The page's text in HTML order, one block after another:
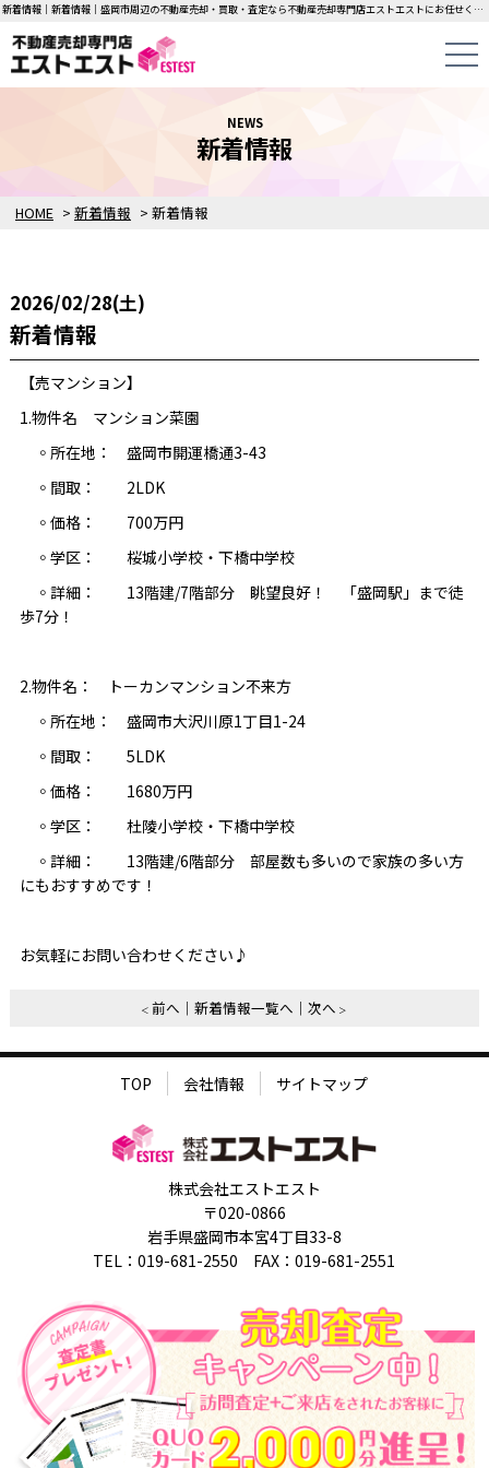
新着情報｜新着情報｜盛岡市周辺の不動産売却・買取・査定なら不動産売却専門店エストエストにお任せください！中古一戸建て・マンション・土地の即日無料査定・即金買取を行っています！
NEWS
新着情報
HOME > 新着情報 > 新着情報
2026/02/28(土)
新着情報
【売マンション】
1.物件名 マンション菜園
◦所在地： 盛岡市開運橋通3-43
◦間取： 2LDK
◦価格： 700万円
◦学区： 桜城小学校・下橋中学校
◦詳細： 13階建/7階部分 眺望良好！ 「盛岡駅」まで徒
歩7分！
2.物件名： トーカンマンション不来方
◦所在地： 盛岡市大沢川原1丁目1-24
◦間取： 5LDK
◦価格： 1680万円
◦学区： 杜陵小学校・下橋中学校
◦詳細： 13階建/6階部分 部屋数も多いので家族の多い方
にもおすすめです！
お気軽にお問い合わせください♪
前へ 新着情報一覧へ 次へ
TOP 会社情報 サイトマップ
株式会社エストエスト
〒020-0866
岩手県盛岡市本宮4丁目33-8
TEL：019-681-2550 FAX：019-681-2551